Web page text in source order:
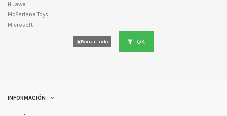
Huawei
McFarlane Toys
Microsoft
Borrar todo OK
INFORMACIÓN